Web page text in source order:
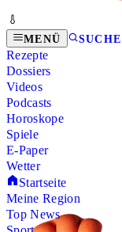
MENÜ SUCHE
Rezepte
Dossiers
Videos
Podcasts
Horoskope
Spiele
E-Paper
Wetter
Startseite
Meine Region
Top News